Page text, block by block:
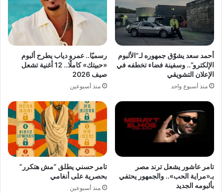
أحمد سعد يشوّق جمهوره لـ”الألبوم
الإلكترو”.. وسفينة فضاء تخطفه في
الإعلان التشويقي
منذ أسبوع واحد
رسميًا.. عمرو دياب يطرح ألبوم
«حبيتك» كاملًا.. 12 أغنية تشعل
صيف 2026
منذ أسبوعين
تامر عاشور يشعل ترند مصر
بـ«مراية الحب».. والجمهور يحتفي
بألبومه الجديد
تامر حسني يطلق “مش هتكرر”
بحصرية على أنغامي
منذ أسبوعين